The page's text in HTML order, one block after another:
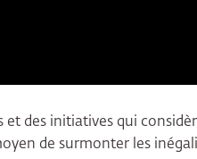
des initiatives qui
de surmonter les